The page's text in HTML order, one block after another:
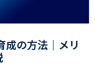
成の方法｜メリ